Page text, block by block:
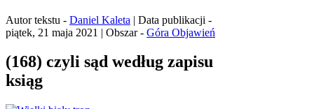
Autor tekstu - Daniel Kaleta | Data publikacji -
piątek, 21 maja 2021 | Obszar - Góra Objawień
(168) czyli sąd według zapisu
ksiąg